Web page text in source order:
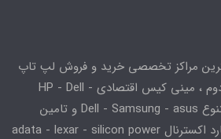
مراکز تخصصی خرید و فروش لپ تاپ
استوک و لپ تاپ دست دوم ، مینی کیس اقتصادی HP - Dell -
Lenovo ، مانیتور های متنوع Dell - Samsung - asus و تامین
کننده قطعاتی همچون هارد اکسترنال adata - lexar - silicon power